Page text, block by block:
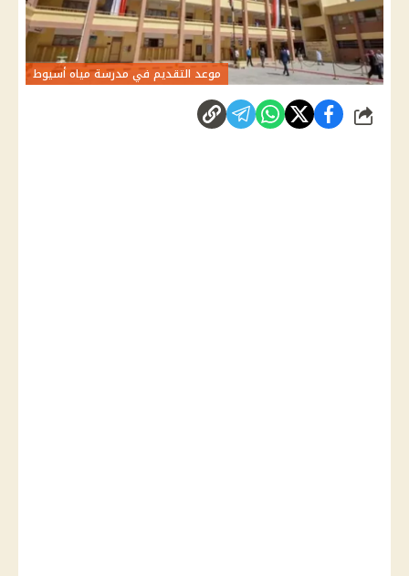
موعد التقديم في مدرسة مياه أسيوط
شارك